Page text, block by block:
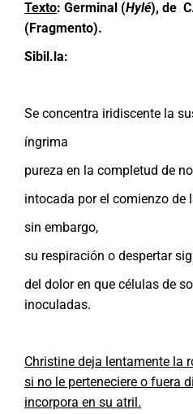
Texto: Germinal (Hylé), de
(Fragmento).
Sibil.la:
Se concentra iridiscente la
íngrima
pureza en la completud de
intocada por el comienzo de
sin embargo,
su respiración o despertar
del dolor en que células de
inoculadas.
Christine deja lentamente la
si no le perteneciere o fuera
incorpora en su atril.